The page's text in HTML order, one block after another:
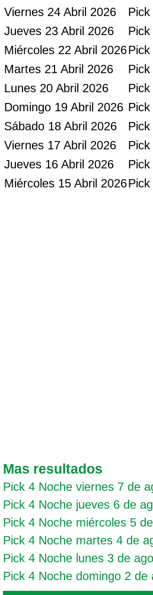
Viernes 24 Abril 2026
Jueves 23 Abril 2026
Miércoles 22 Abril 2026
Martes 21 Abril 2026
Lunes 20 Abril 2026
Domingo 19 Abril 2026
Sábado 18 Abril 2026
Viernes 17 Abril 2026
Jueves 16 Abril 2026
Miércoles 15 Abril 2026
Mas resultados
Pick 4 Noche viernes 7 de
Pick 4 Noche jueves 6 de
Pick 4 Noche miércoles 5
Pick 4 Noche martes 4 de
Pick 4 Noche lunes 3 de
Pick 4 Noche domingo 2 de